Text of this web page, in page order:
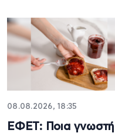
08.08.2026, 18:35
ΕΦΕΤ: Ποια γνωστή